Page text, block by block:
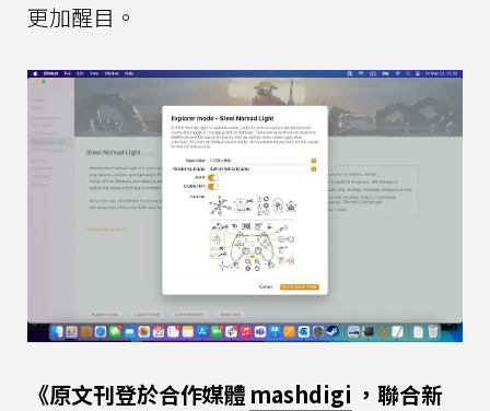
更加醒目。
《原文刊登於合作媒體 mashdigi ，聯合新